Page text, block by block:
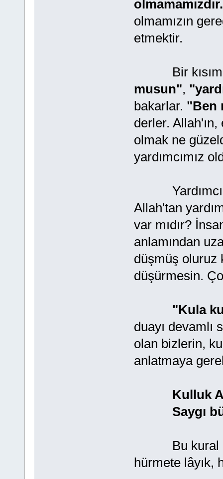
olmamızın
etmektir.
Bir kısım
musun",
bakarlar. "Ben
derler.
olmak ne
yardımcımız
Yardımcı
Allah'tan
var mıdır?
anlamından
düşmüş oluruz
düşürmesin.
"Kula
duayı devamlı
olan bizlerin,
anlatmaya
Kulluk
Saygı
Bu kural
hürmete lâyık,